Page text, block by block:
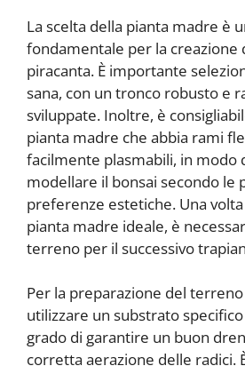
La scelta della pianta madre è
fondamentale per la creazione
piracanta. È importante
sana, con un tronco robusto e
sviluppate. Inoltre, è
pianta madre che abbia rami
facilmente plasmabili, in modo
modellare il bonsai secondo le
preferenze estetiche. Una
pianta madre ideale, è
terreno per il successivo
Per la preparazione del
utilizzare un substrato
grado di garantire un buon
corretta aerazione delle radici.